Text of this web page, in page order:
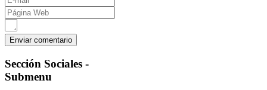
Sección Sociales -
Submenu